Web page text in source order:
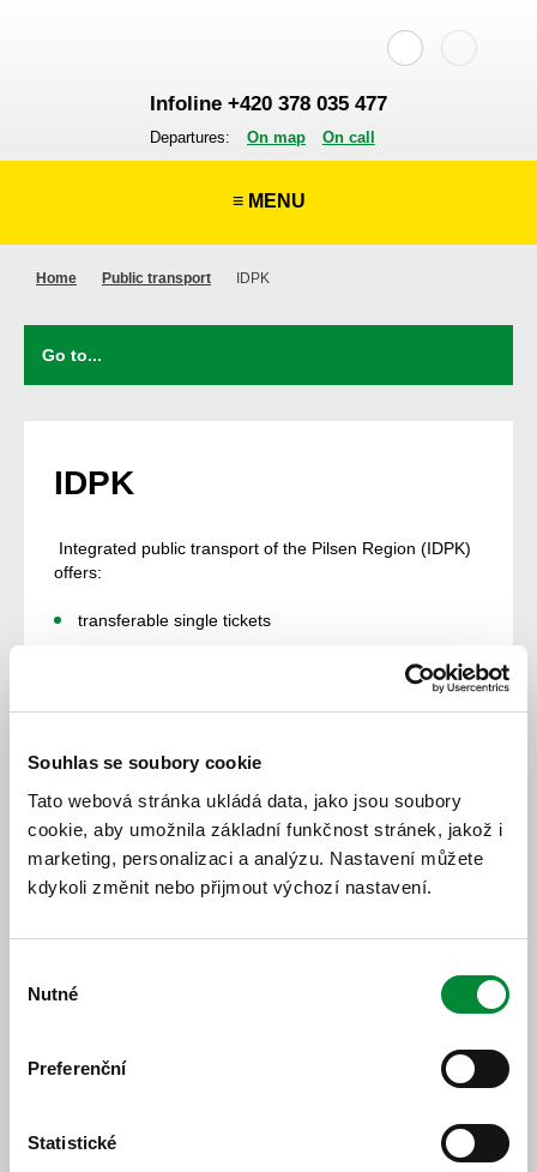
Souhlas se soubory cookie
Tato webová stránka ukládá data, jako jsou soubory
cookie, aby umožnila základní funkčnost stránek, jakož i
marketing, personalizaci a analýzu. Nastavení můžete
kdykoli změnit nebo přijmout výchozí nastavení.
souhlasu
Nutné
Preferenční
Statistické
Infoline +420 378 035 477
Departures: On map On call
≡ MENU
Home Public transport IDPK
IDPK
Integrated public transport of the Pilsen Region (IDPK)
offers:
transferable single tickets
time and zone validity.
Season tickets Single fare
Tourist tickets